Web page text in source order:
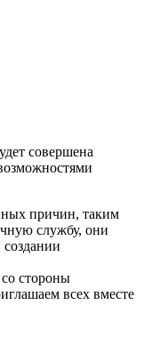
совершена
причин, таким
службу, они
стороны
всех вместе